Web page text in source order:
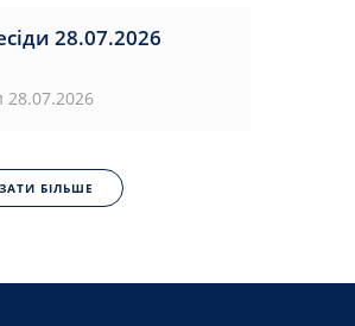
28.07.2026
28.07.2026
БІЛЬШЕ